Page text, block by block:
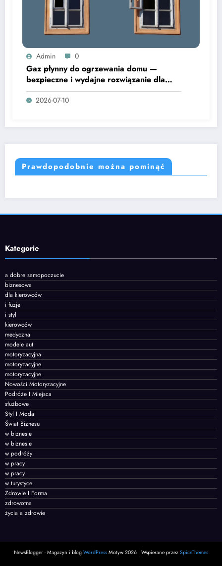
Admin 0
Gaz płynny do ogrzewania domu —
bezpieczne i wydajne rozwiązanie dla
domów i ekip budowlanych
2026-07-10
Prawdopodobnie można pominąć
Kategorie
a dobre samopoczucie
biznesowa
dla kierowców
i fuzje
i styl
kierowców
medyczna
modele aut
motoryzacyjna
motoryzacyjne
motoryzacyjne
Nowości Motoryzacyjne
Podróże I Miejsca
służbowe
Styl I Moda
Świat Biznesu
w biznesie
w biznesie
w podróży
w pracy
w pracy
w turystyce
Zdrowie I Forma
zdrowotna
życia a zdrowie
NewsBlogger - Magazyn i blog WordPress Motyw 2026 | Wspierane przez SpiceThemes